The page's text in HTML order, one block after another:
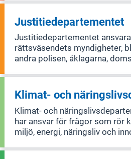
inflytande, ekonomi, hälsa,
arbete samt att bekämpa
könsrelaterat våld och
våld och fört
Justitiedepartementet
Justitiedepartementet
rättsväsendets myndigheter,
andra polisen, åklagarna,
Klimat- och
Klimat- och
har ansvar för frågor som rör
miljö, energi, näringsliv och